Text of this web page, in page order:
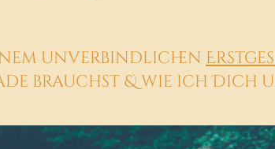
unverbindlichen
brauchst& wie ich Dich